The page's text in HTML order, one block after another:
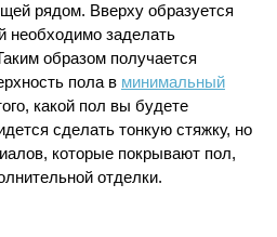
рядом. Вверху образуется
необходимо заделать
образом получается
пола в минимальный
какой пол вы будете
сделать тонкую стяжку, но
которые покрывают пол,
отделки.